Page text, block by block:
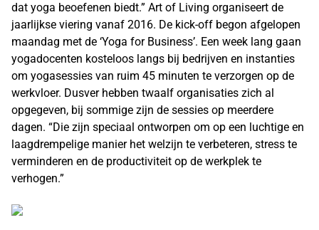
dat yoga beoefenen biedt.” Art of Living organiseert de
jaarlijkse viering vanaf 2016. De kick-off begon afgelopen
maandag met de ‘Yoga for Business’. Een week lang gaan
yogadocenten kosteloos langs bij bedrijven en instanties
om yogasessies van ruim 45 minuten te verzorgen op de
werkvloer. Dusver hebben twaalf organisaties zich al
opgegeven, bij sommige zijn de sessies op meerdere
dagen. “Die zijn speciaal ontworpen om op een luchtige en
laagdrempelige manier het welzijn te verbeteren, stress te
verminderen en de productiviteit op de werkplek te
verhogen.”